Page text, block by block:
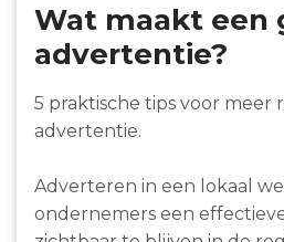
Wat maakt een
advertentie?
5 praktische tips voor meer
advertentie.
Adverteren in een lokaal
ondernemers een